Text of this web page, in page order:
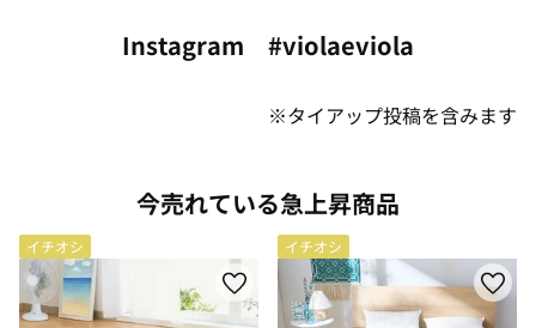
Instagram #violaeviola
※タイアップ投稿を含みます
今売れている急上昇商品
イチオシ イチオシ